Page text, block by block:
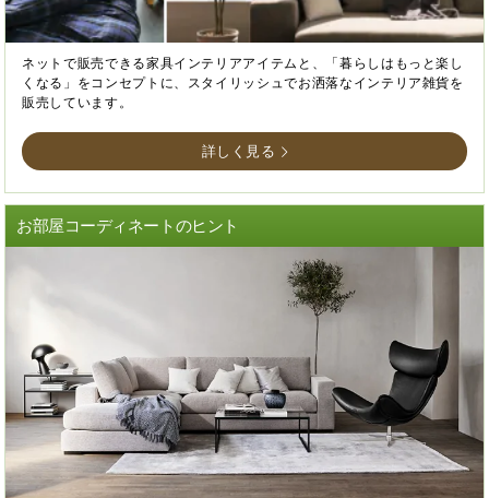
ネットで販売できる家具インテリアアイテムと、「暮らしはもっと楽し
くなる」をコンセプトに、スタイリッシュでお洒落なインテリア雑貨を
販売しています。
詳しく見る
お部屋コーディネートのヒント